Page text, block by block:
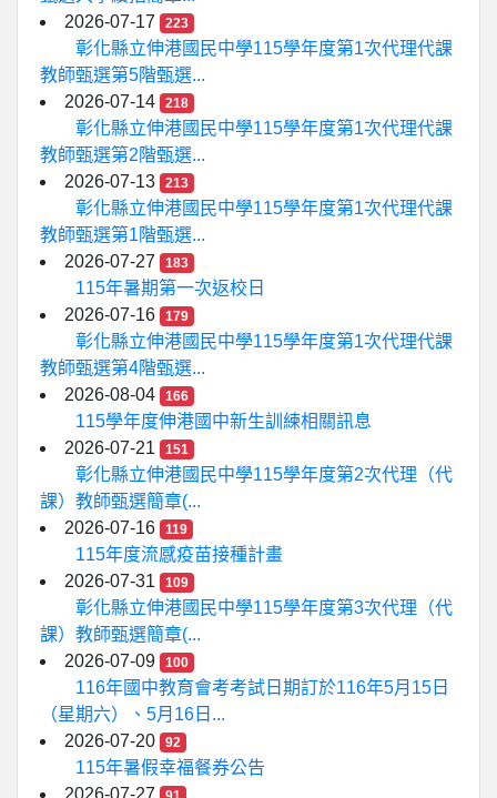
2026-07-17
223
彰化縣立伸港國民中學115學年度第1次代理代課
教師甄選第5階甄選...
2026-07-14
218
彰化縣立伸港國民中學115學年度第1次代理代課
教師甄選第2階甄選...
2026-07-13
213
彰化縣立伸港國民中學115學年度第1次代理代課
教師甄選第1階甄選...
2026-07-27
183
115年暑期第一次返校日
2026-07-16
179
彰化縣立伸港國民中學115學年度第1次代理代課
教師甄選第4階甄選...
2026-08-04
166
115學年度伸港國中新生訓練相關訊息
2026-07-21
151
彰化縣立伸港國民中學115學年度第2次代理（代
課）教師甄選簡章(...
2026-07-16
119
115年度流感疫苗接種計畫
2026-07-31
109
彰化縣立伸港國民中學115學年度第3次代理（代
課）教師甄選簡章(...
2026-07-09
100
116年國中教育會考考試日期訂於116年5月15日
（星期六）、5月16日...
2026-07-20
92
115年暑假幸福餐券公告
2026-07-27